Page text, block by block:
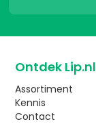
Ontdek Lip.nl
Assortiment
Kennis
Contact